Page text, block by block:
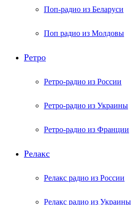
Поп-радио из Беларуси
Поп радио из Молдовы
Ретро
Ретро-радио из России
Ретро-радио из Украины
Ретро-радио из Франции
Релакс
Релакс радио из России
Релакс радио из Украины